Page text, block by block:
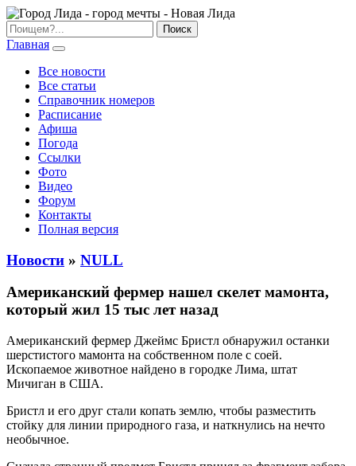
Главная
Все новости
Все статьи
Справочник номеров
Расписание
Афиша
Погода
Ссылки
Фото
Видео
Форум
Контакты
Полная версия
Новости » NULL
Американский фермер нашел скелет мамонта,
который жил 15 тыс лет назад
Американский фермер Джеймс Бристл обнаружил останки
шерстистого мамонта на собственном поле c соей.
Ископаемое животное найдено в городке Лима, штат
Мичиган в США.
Бристл и его друг стали копать землю, чтобы разместить
стойку для линии природного газа, и наткнулись на нечто
необычное.